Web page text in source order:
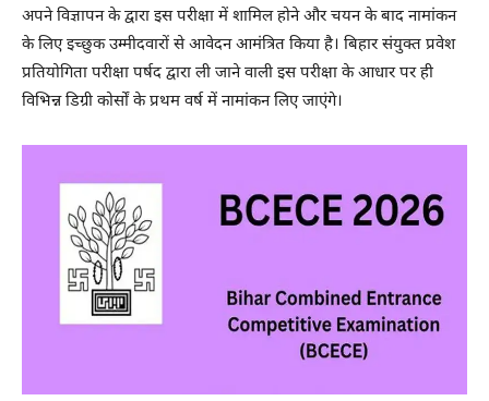
अपने विज्ञापन के द्वारा इस परीक्षा में शामिल होने और चयन के बाद नामांकन
के लिए इच्छुक उम्मीदवारों से आवेदन आमंत्रित किया है। बिहार संयुक्त प्रवेश
प्रतियोगिता परीक्षा पर्षद द्वारा ली जाने वाली इस परीक्षा के आधार पर ही
विभिन्न डिग्री कोर्सों के प्रथम वर्ष में नामांकन लिए जाएंगे।